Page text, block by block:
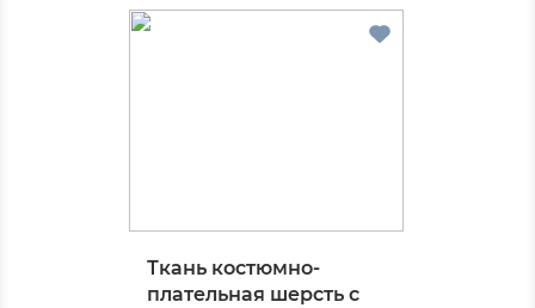
Ткань костюмно-
плательная шерсть с